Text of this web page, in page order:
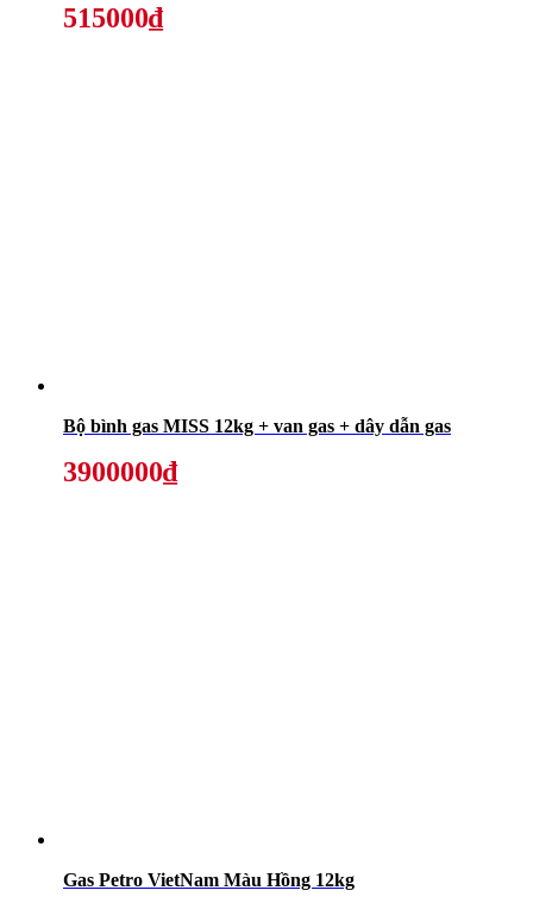
515000₫
Bộ bình gas MISS 12kg + van gas + dây dẫn gas
3900000₫
Gas Petro VietNam Màu Hồng 12kg